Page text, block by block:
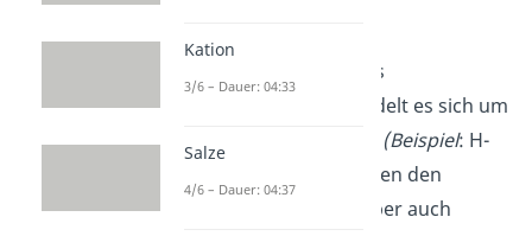
Gibt es ein bindendes
Elektronenpaar, handelt es sich um
eine
(Beispiel: H-
. Es können zwischen den
Bindungspartnern aber auch
Kation
3/6 – Dauer: 04:33
Salze
4/6 – Dauer: 04:37